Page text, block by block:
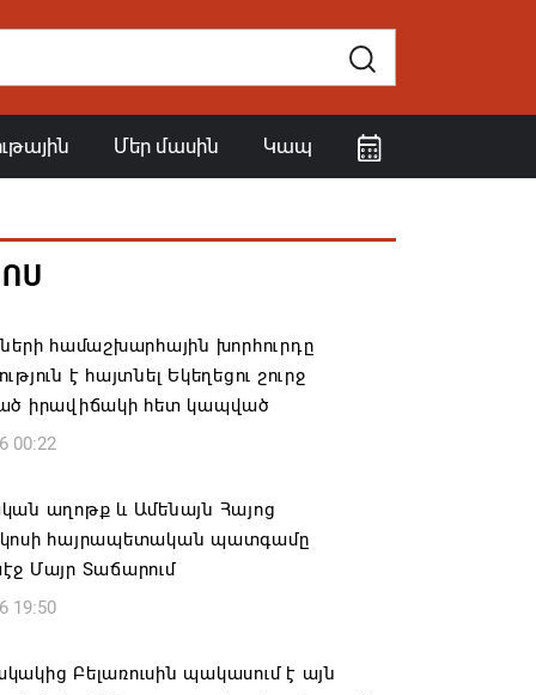
Մեր մասին Կապ
համաշխարհային խորհուրդը
է հայտնել Եկեղեցու շուրջ
իրավիճակի հետ կապված
00:22
աղոթք և Ամենայն Հայոց
հայրապետական պատգամը
Մայր Տաճարում
19:50
Բելառուսին պակասում է այն